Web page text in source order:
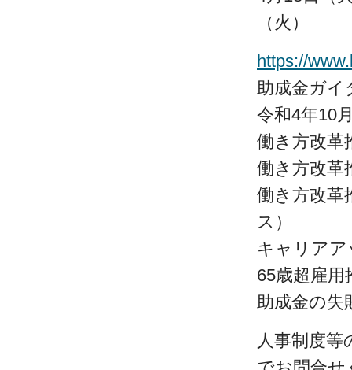
（火）
https://
助成金ガイ
令和4年10
働き方改革
働き方改革
働き方改革
ス）
キャリアア
65歳超雇用
助成金の失
人事制度等